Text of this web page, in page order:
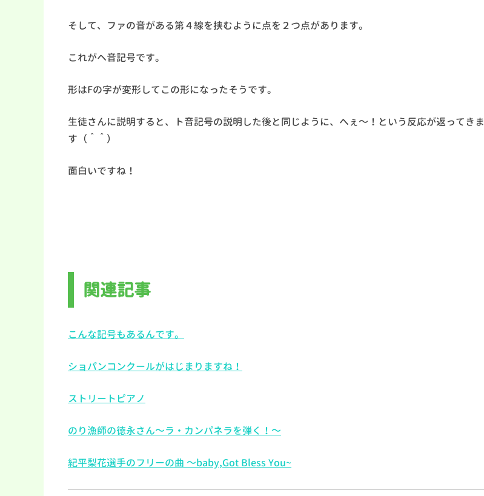
そして、ファの音がある第４線を挟むように点を２つ点があります。
これがヘ音記号です。
形はFの字が変形してこの形になったそうです。
生徒さんに説明すると、ト音記号の説明した後と同じように、へぇ～！という反応が返ってきま
す（＾＾）
面白いですね！
関連記事
こんな記号もあるんです。
ショパンコンクールがはじまりますね！
ストリートピアノ
のり漁師の徳永さん～ラ・カンパネラを弾く！～
紀平梨花選手のフリーの曲 ～baby,Got Bless You~